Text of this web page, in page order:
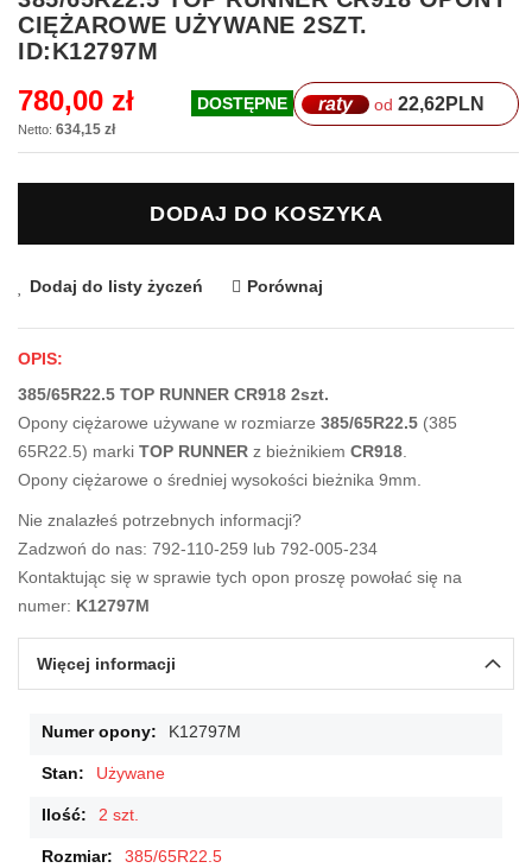
na
początek
galerii
CIĘŻAROWE UŻYWANE 2SZT.
ID:K12797M
780,00 zł
634,15 zł
DOSTĘPNE raty od 22,62PLN
DODAJ DO KOSZYKA
Dodaj do listy życzeń Porównaj
OPIS:
385/65R22.5 TOP RUNNER CR918 2szt.
Opony ciężarowe używane w rozmiarze 385/65R22.5 (385
65R22.5) marki TOP RUNNER z bieżnikiem CR918.
Opony ciężarowe o średniej wysokości bieżnika 9mm.
Nie znalazłeś potrzebnych informacji?
Zadzwoń do nas: 792-110-259 lub 792-005-234
Kontaktując się w sprawie tych opon proszę powołać się na
numer: K12797M
Więcej informacji
Więcej
K12797M
Używane
2 szt.
385/65R22.5